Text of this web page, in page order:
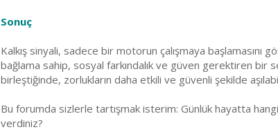
Sonuç
Kalkış sinyali, sadece bir motorun çalışmaya
bağlama sahip, sosyal farkındalık ve güven gerektiren
birleştiğinde, zorlukların daha etkili ve güvenli şekilde
Bu forumda sizlerle tartışmak isterim: Günlük hayatta hangi
verdiniz?